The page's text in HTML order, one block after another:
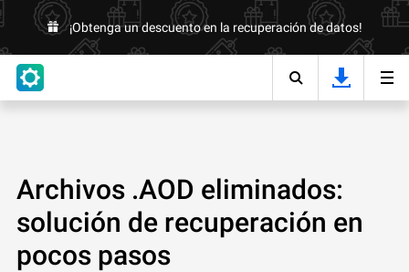
¡Obtenga un descuento en la recuperación de datos!
Archivos .AOD eliminados:
solución de recuperación en
pocos pasos